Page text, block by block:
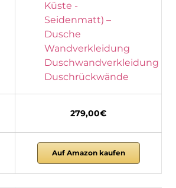
279,00€
Auf Amazon kaufen